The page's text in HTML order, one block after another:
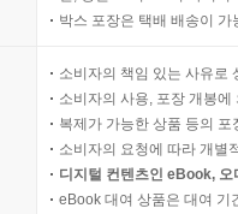
박스 포장은 택배 배송이
소비자의 책임 있는 사유로
소비자의 사용, 포장 개봉
복제가 가능한 상품 등의
소비자의 요청에 따라 개별
디지털 컨텐츠인 eBook,
eBook 대여 상품은 대여 기